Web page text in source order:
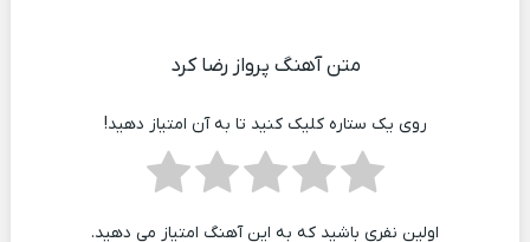
متن آهنگ پرواز رضا کرد
روی یک ستاره کلیک کنید تا به آن امتیاز دهید!
اولین نفری باشید که به این آهنگ امتیاز می دهید.